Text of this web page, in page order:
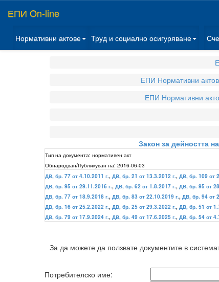
ЕПИ On-line
Нормативни актове Труд и социално осигуряване
ЕПИ Нормативни
ЕПИ Нормативни
Закон за дейността
Тип на документа: нормативен акт
Обнародван/Публикуван на: 2016-06-03
ДВ, бр. 77 от 4.10.2011 г., ДВ, бр. 21 от 13.3.2012 г., ДВ, бр. 109 от
ДВ, бр. 95 от 29.11.2016 г., ДВ, бр. 62 от 1.8.2017 г., ДВ, бр. 95 от
ДВ, бр. 77 от 18.9.2018 г., ДВ, бр. 83 от 22.10.2019 г., ДВ, бр. 94 от
ДВ, бр. 16 от 25.2.2022 г., ДВ, бр. 25 от 29.3.2022 г., ДВ, бр. 51 от
ДВ, бр. 79 от 17.9.2024 г., ДВ, бр. 49 от 17.6.2025 г., ДВ, бр. 54 от
За да можете да ползвате документите в
Потребителско име: